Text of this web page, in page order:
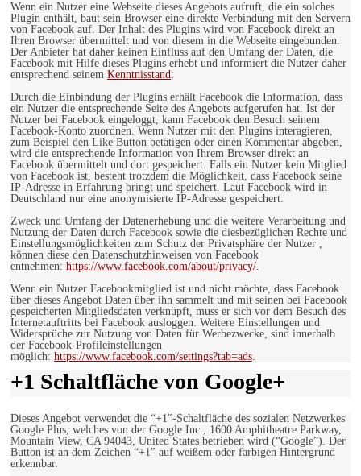
Wenn ein Nutzer eine Webseite dieses Angebots aufruft, die ein solches
Plugin enthält, baut sein Browser eine direkte Verbindung mit den Servern
von Facebook auf. Der Inhalt des Plugins wird von Facebook direkt an
Ihren Browser übermittelt und von diesem in die Webseite eingebunden.
Der Anbieter hat daher keinen Einfluss auf den Umfang der Daten, die
Facebook mit Hilfe dieses Plugins erhebt und informiert die Nutzer daher
entsprechend seinem Kenntnisstand:
Durch die Einbindung der Plugins erhält Facebook die Information, dass
ein Nutzer die entsprechende Seite des Angebots aufgerufen hat. Ist der
Nutzer bei Facebook eingeloggt, kann Facebook den Besuch seinem
Facebook-Konto zuordnen. Wenn Nutzer mit den Plugins interagieren,
zum Beispiel den Like Button betätigen oder einen Kommentar abgeben,
wird die entsprechende Information von Ihrem Browser direkt an
Facebook übermittelt und dort gespeichert. Falls ein Nutzer kein Mitglied
von Facebook ist, besteht trotzdem die Möglichkeit, dass Facebook seine
IP-Adresse in Erfahrung bringt und speichert. Laut Facebook wird in
Deutschland nur eine anonymisierte IP-Adresse gespeichert.
Zweck und Umfang der Datenerhebung und die weitere Verarbeitung und
Nutzung der Daten durch Facebook sowie die diesbezüglichen Rechte und
Einstellungsmöglichkeiten zum Schutz der Privatsphäre der Nutzer ,
können diese den Datenschutzhinweisen von Facebook
entnehmen: https://www.facebook.com/about/privacy/.
Wenn ein Nutzer Facebookmitglied ist und nicht möchte, dass Facebook
über dieses Angebot Daten über ihn sammelt und mit seinen bei Facebook
gespeicherten Mitgliedsdaten verknüpft, muss er sich vor dem Besuch des
Internetauftritts bei Facebook ausloggen. Weitere Einstellungen und
Widersprüche zur Nutzung von Daten für Werbezwecke, sind innerhalb
der Facebook-Profileinstellungen
möglich: https://www.facebook.com/settings?tab=ads.
+1 Schaltfläche von Google+
Dieses Angebot verwendet die “+1″-Schaltfläche des sozialen Netzwerkes
Google Plus, welches von der Google Inc., 1600 Amphitheatre Parkway,
Mountain View, CA 94043, United States betrieben wird (“Google”). Der
Button ist an dem Zeichen “+1″ auf weißem oder farbigen Hintergrund
erkennbar.